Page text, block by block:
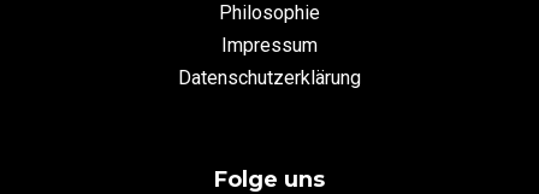
Philosophie
Impressum
Datenschutzerklärung
Folge uns